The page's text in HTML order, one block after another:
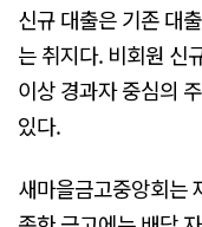
신규 대출은 기존 대
는 취지다. 비회원 신
이상 경과자 중심의
있다.
새마을금고중앙회는